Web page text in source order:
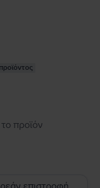
προϊόν